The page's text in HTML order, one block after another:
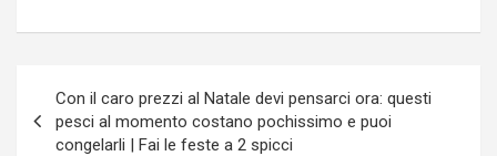
articoli
Con il caro prezzi al Natale devi pensarci ora: questi
pesci al momento costano pochissimo e puoi
congelarli | Fai le feste a 2 spicci